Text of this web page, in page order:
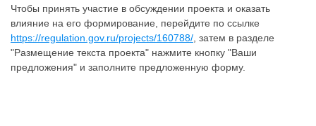
Чтобы принять участие в обсуждении проекта и оказать
влияние на его формирование, перейдите по ссылке
https://regulation.gov.ru/projects/160788/ , затем в разделе
"Размещение текста проекта" нажмите кнопку "Ваши
предложения" и заполните предложенную форму.